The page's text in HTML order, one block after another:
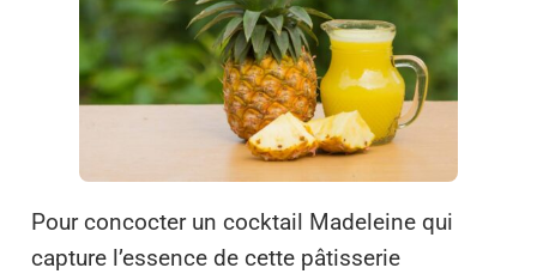
Pour concocter un cocktail Madeleine qui
capture l’essence de cette pâtisserie